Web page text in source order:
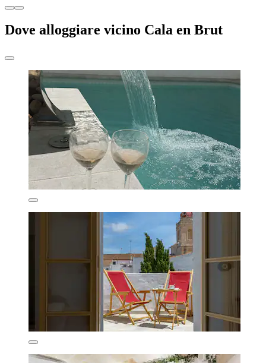
Dove alloggiare vicino Cala en Brut